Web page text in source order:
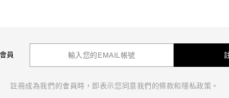
員
註冊成為我們的會員時，即表示您同意我們的條款和隱私政策。